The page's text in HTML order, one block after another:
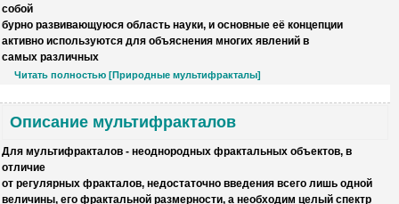
собой
бурно развивающуюся область науки, и основные её концепции
активно используются для объяснения многих явлений в
самых различных
Читать полностью [Природные мультифракталы]
Описание мультифракталов
Для мультифракталов - неоднородных фрактальных объектов, в
отличие
от регулярных фракталов, недостаточно введения всего лишь одной
величины, его фрактальной размерности, а необходим целый спектр